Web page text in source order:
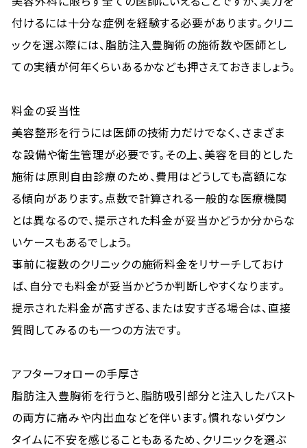
付けるには十分な症例を経験する必要があります。クリニ
ックを選ぶ際には、脂肪注入豊胸術の施術数や医師とし
ての実績が何年くらいあるかなども押さえておきましょう。
料金の妥当性
美容整形を行うには医師の技術力だけでなく、さまざま
な設備や衛生管理が必要です。その上、美容を目的とした
施術は原則自由診療のため、費用はどうしても高額にな
る傾向があります。点数で計算される一般的な医療機関
とは異なるので、提示された料金が妥当かどうか分からな
いケースもあるでしょう。
事前に複数のクリニックの施術料金をリサーチしておけ
ば、自分でも料金が妥当かどうか判断しやすくなります。
提示された料金が高すぎる、または安すぎる場合は、直接
質問してみるのも一つの方法です。
アフターフォローの手厚さ
脂肪注入豊胸術を行うと、脂肪吸引部分と注入したバスト
の両方に痛みや内出血などを伴います。慣れないダウン
タイムに不安を感じることもあるため、クリニックを選ぶ